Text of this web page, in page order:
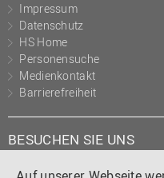
Impressum
Datenschutz
HS Home
Personensuche
Medienkontakt
Barrierefreiheit
BESUCHEN SIE UNS